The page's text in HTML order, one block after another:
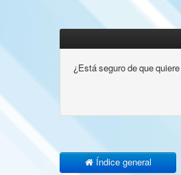
¿Está seguro de que
Índice general